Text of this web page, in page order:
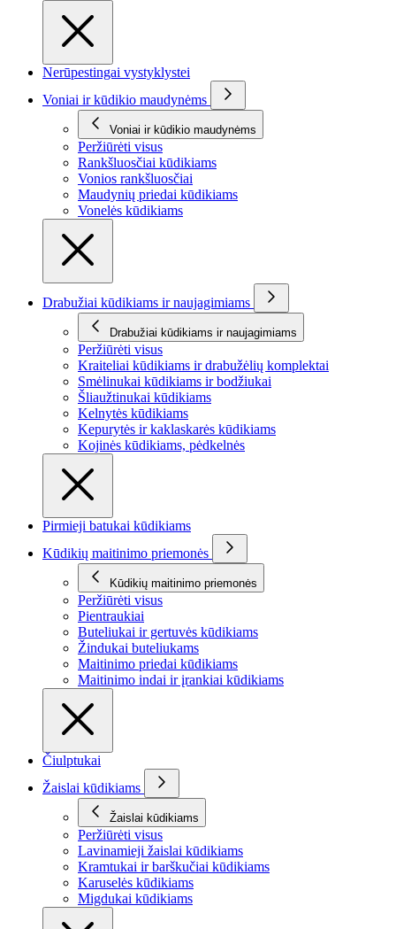
Nerūpestingai vystyklystei
Voniai ir kūdikio maudynėms
Voniai ir kūdikio maudynėms
Peržiūrėti visus
Rankšluosčiai kūdikiams
Vonios rankšluosčiai
Maudynių priedai kūdikiams
Vonelės kūdikiams
Drabužiai kūdikiams ir naujagimiams
Drabužiai kūdikiams ir naujagimiams
Peržiūrėti visus
Kraiteliai kūdikiams ir drabužėlių komplektai
Smėlinukai kūdikiams ir bodžiukai
Šliaužtinukai kūdikiams
Kelnytės kūdikiams
Kepurytės ir kaklaskarės kūdikiams
Kojinės kūdikiams, pėdkelnės
Pirmieji batukai kūdikiams
Kūdikių maitinimo priemonės
Kūdikių maitinimo priemonės
Peržiūrėti visus
Pientraukiai
Buteliukai ir gertuvės kūdikiams
Žindukai buteliukams
Maitinimo priedai kūdikiams
Maitinimo indai ir įrankiai kūdikiams
Čiulptukai
Žaislai kūdikiams
Žaislai kūdikiams
Peržiūrėti visus
Lavinamieji žaislai kūdikiams
Kramtukai ir barškučiai kūdikiams
Karuselės kūdikiams
Migdukai kūdikiams